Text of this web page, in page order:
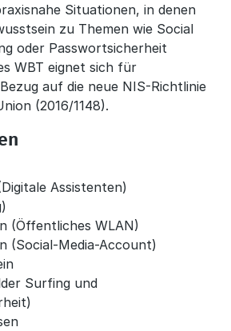
Situationen, in denen
zu Themen wie Social
oder Passwortsicherheit
WBT eignet sich für
auf die neue NIS-Richtlinie
(2016/1148).
Assistenten)
(Öffentliches WLAN)
(Social-Media-Account)
Surfing und